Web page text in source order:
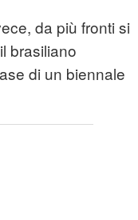
da più fronti si
brasiliano
di un biennale